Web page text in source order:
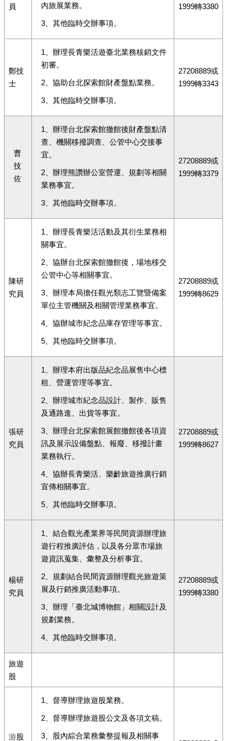
員
內旅展業務。
3、其他臨時交辦事項。
1999轉3380
鄭技
士
1、辦理長青樂活遊臺北業務核銷文件
初審。
2、協助台北探索館財產盤點業務。
3、其他臨時交辦事項。
27208889或
1999轉3343
曹
技
佐
1、辦理台北探索館撤館後財產盤點清
查、機關移撥調查、公管中心交接事
宜。
2、辦理熊讚辦公室營運、規劃等相關
業務事宜。
3、其他臨時交辦事項。
27208889或
1999轉3379
陳研
究員
1、辦理長青樂活活動及其衍生業務相
關事宜。
2、協辦台北探索館撤館後，場地移交
公管中心等相關事宜。
3、辦理本局擔任觀光類志工覽暨備案
單位主管機關及相關管理業務事宜。
4、協辦城市紀念品庫存管理等事宜。
5、其他臨時交辦事項。
27208889或
1999轉8629
張研
究員
1、辦理本府出版品紀念品展售中心標
租、營運管理等事宜。
2、辦理城市紀念品設計、製作、販售
及通路進、出貨等事宜。
3、辦理台北探索館展館撤館後各項資
訊及展示設備盤點、報廢、移撥計畫
業務執行。
4、協辦長青樂活、樂齡旅遊推廣行銷
宣傳相關事宜。
5、其他臨時交辦事項。
27208889或
1999轉8627
楊研
究員
1、結合觀光產業界等民間資源辦理旅
遊行程推廣評估，以及各分眾市場旅
遊資訊蒐集、彙整及分析事宜。
2、規劃結合民間資源辦理觀光旅遊策
展及行銷推廣活動事項。
3、辦理「臺北城博物館」相關設計及
規劃業務。
4、其他臨時交辦事項。
27208889或
1999轉3380
旅遊
股
游股
1、督導辦理旅遊股業務。
2、督導辦理旅遊股公文及各項文稿。
3、股內綜合業務彙整提報及相關事